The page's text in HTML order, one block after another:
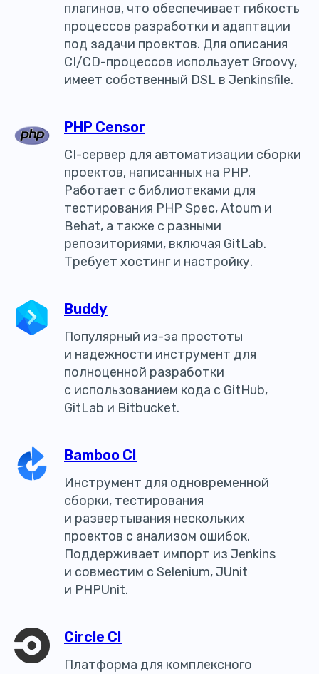
плагинов, что обеспечивает гибкость
процессов разработки и адаптации
под задачи проектов. Для описания
CI/СD-процессов использует Groovy,
имеет собственный DSL в Jenkinsfile.
PHP Censor
CI-сервер для автоматизации сборки
проектов, написанных на PHP.
Работает с библиотеками для
тестирования PHP Spec, Atoum и
Behat, а также с разными
репозиториями, включая GitLab.
Требует хостинг и настройку.
Buddy
Популярный из-за простоты
и надежности инструмент для
полноценной разработки
с использованием кода с GitHub,
GitLab и Bitbucket.
Bamboo CI
Инструмент для одновременной
сборки, тестирования
и развертывания нескольких
проектов с анализом ошибок.
Поддерживает импорт из Jenkins
и совместим с Selenium, JUnit
и PHPUnit.
Circle CI
Платформа для комплексного